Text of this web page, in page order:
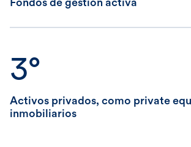
3°
Activos privados, como private
inmobiliarios